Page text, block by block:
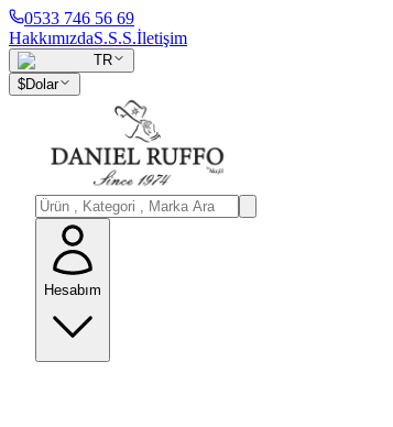
0533 746 56 69
HakkımızdaS.S.S.İletişim
TR
$Dolar
Hesabım